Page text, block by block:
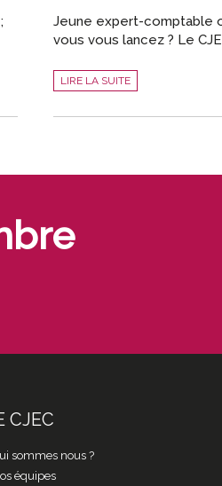
Jeune expert-comptable
vous vous lancez ? Le
LCL
–
CJEC
LIRE LA SUITE
CJEC
sommes nous ?
équipes